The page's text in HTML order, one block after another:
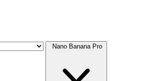
Nano Banana Pro